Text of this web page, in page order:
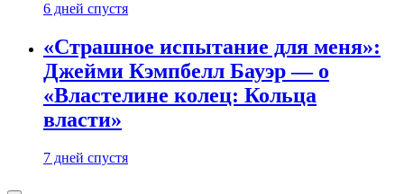
6 дней спустя
«Страшное испытание для меня»:
Джейми Кэмпбелл Бауэр — о
«Властелине колец: Кольца
власти»
7 дней спустя